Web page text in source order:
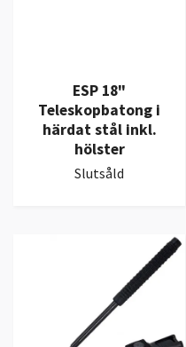
ESP 18"
Teleskopbatong i
härdat stål inkl.
hölster
Slutsåld